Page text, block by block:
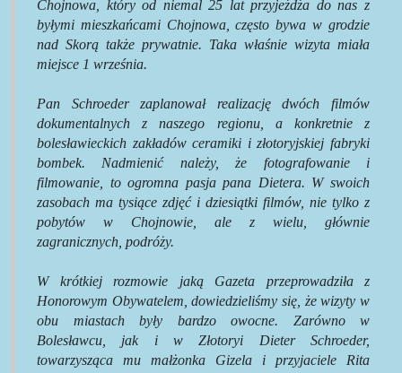
Chojnowa,
który od niemal 25 lat przyjeżdża do nas z
byłymi mieszkańcami Chojnowa, często bywa w grodzie
nad Skorą także prywatnie. Taka właśnie wizyta miała
miejsce 1 września.
Pan Schroeder zaplanował realizację dwóch filmów
dokumentalnych z naszego regionu, a konkretnie z
bolesławieckich zakładów ceramiki i złotoryjskiej fabryki
bombek. Nadmienić należy, że fotografowanie i
filmowanie, to ogromna pasja pana Dietera. W swoich
zasobach ma tysiące zdjęć i dziesiątki filmów, nie tylko z
pobytów w Chojnowie, ale z wielu, głównie
zagranicznych, podróży.
W krótkiej rozmowie jaką Gazeta przeprowadziła z
Honorowym Obywatelem, dowiedzieliśmy się, że wizyty w
obu miastach były bardzo owocne. Zarówno w
Bolesławcu, jak i w Złotoryi Dieter Schroeder,
towarzysząca mu małżonka Gizela i przyjaciele Rita